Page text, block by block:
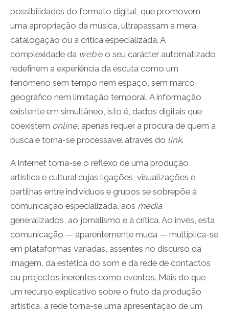
possibilidades do formato digital, que promovem
uma apropriação da música, ultrapassam a mera
catalogação ou a crítica especializada. A
complexidade da webe o seu carácter automatizado
redefinem a experiência da escuta como um
fenómeno sem tempo nem espaço, sem marco
geográfico nem limitação temporal. A informação
existente em simultâneo, isto é, dados digitais que
coexistem online, apenas requer a procura de quem a
busca e torna-se processável através do link.
A Internet torna-se o reflexo de uma produção
artística e cultural cujas ligações, visualizações e
partilhas entre indivíduos e grupos se sobrepõe à
comunicação especializada, aos media
generalizados, ao jornalismo e à crítica. Ao invés, esta
comunicação — aparentemente muda — multiplica-se
em plataformas variadas, assentes no discurso da
imagem, da estética do som e da rede de contactos
ou projectos inerentes como eventos. Mais do que
um recurso explicativo sobre o fruto da produção
artística, a rede torna-se uma apresentação de um